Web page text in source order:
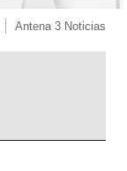
Antena 3 Noticias